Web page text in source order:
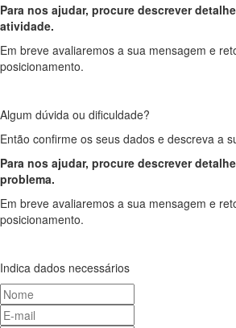
Para nos ajudar, procure descrever
atividade.
Em breve avaliaremos a sua mensagem e
posicionamento.
Algum dúvida ou dificuldade?
Então confirme os seus dados e descreva a
Para nos ajudar, procure descrever
problema.
Em breve avaliaremos a sua mensagem e
posicionamento.
Indica dados necessários